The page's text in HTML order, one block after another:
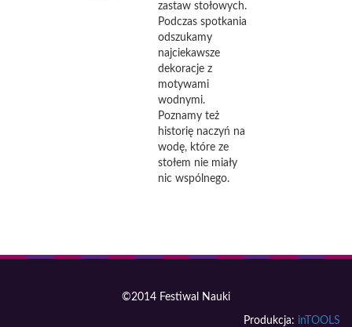
zastaw stołowych.
Podczas spotkania
odszukamy
najciekawsze
dekoracje z
motywami
wodnymi.
Poznamy też
historię naczyń na
wodę, które ze
stołem nie miały
nic wspólnego.
©2014 Festiwal Nauki
Produkcja: inTOOLS